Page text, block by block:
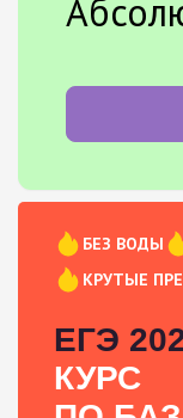
БЕЗ ВОДЫ
КРУТЫЕ
ЕГЭ
КУРС